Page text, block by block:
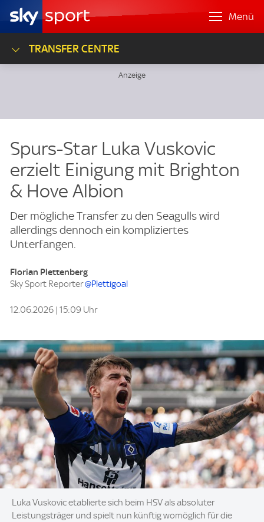
Menü
TRANSFER CENTRE
Spurs-Star Luka Vuskovic
erzielt Einigung mit Brighton
& Hove Albion
Der mögliche Transfer zu den Seagulls wird
allerdings dennoch ein kompliziertes
Unterfangen.
Florian Plettenberg
Sky Sport Reporter@Plettigoal
12.06.2026 | 15:09 Uhr
Image:
Luka Vuskovic etablierte sich beim HSV als absoluter
Leistungsträger und spielt nun künftig womöglich für die